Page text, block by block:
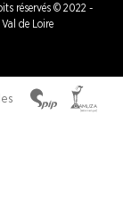
réservés © 2022 -
de Loire